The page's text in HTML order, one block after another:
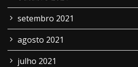
setembro 2021
agosto 2021
julho 2021